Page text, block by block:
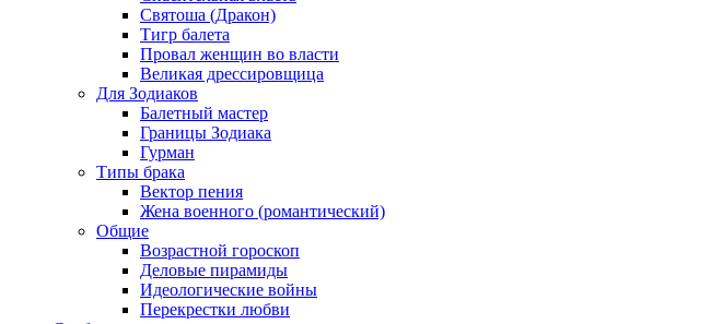
Святоша (Дракон)
Тигр балета
Провал женщин во власти
Великая дрессировщица
Для Зодиаков
Балетный мастер
Границы Зодиака
Гурман
Типы брака
Вектор пения
Жена военного (романтический)
Общие
Возрастной гороскоп
Деловые пирамиды
Идеологические войны
Перекрестки любви